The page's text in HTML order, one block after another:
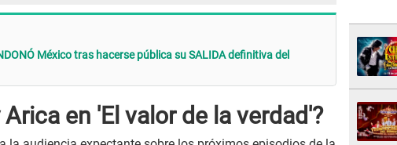
México tras hacerse pública su SALIDA definitiva del
en 'El valor de la verdad'?